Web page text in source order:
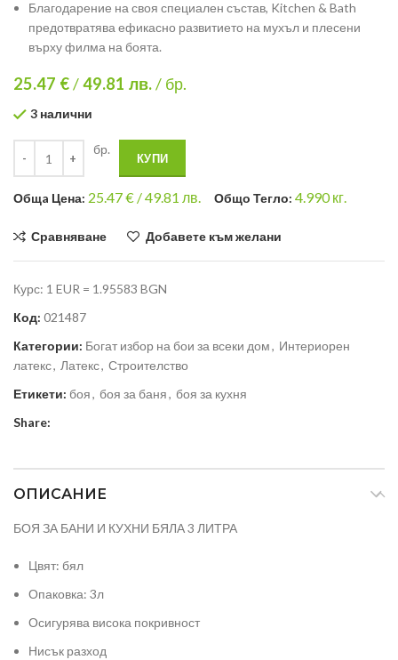
Благодарение на своя специален състав, Kitchen & Bath
предотвратява ефикасно развитието на мухъл и плесени
върху филма на боята.
25.47 €/49.81 лв./ бр.
3 налични
бр.
КУПИ
Общa Цена: 25.47€ /49.81 лв. Общо Тегло: 4.990кг.
Сравняване Добавете към желани
Курс: 1 EUR = 1.95583 BGN
Код: 021487
Категории: Богат избор на бои за всеки дом, Интериорен
латекс, Латекс, Строителство
Етикети: боя, боя за баня, боя за кухня
Share:
ОПИСАНИЕ
БОЯ ЗА БАНИ И КУХНИ БЯЛА 3 ЛИТРА
Цвят: бял
Опаковка: 3л
Осигурява висока покривност
Нисък разход